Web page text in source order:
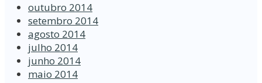
outubro 2014
setembro 2014
agosto 2014
julho 2014
junho 2014
maio 2014